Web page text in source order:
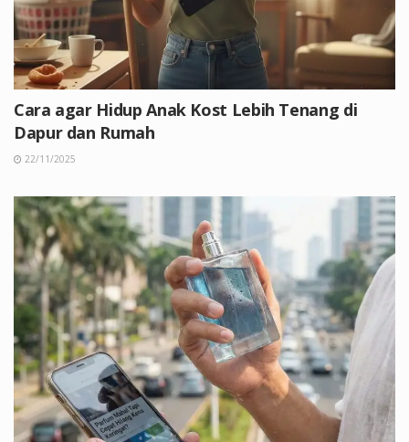
Cara agar Hidup Anak Kost Lebih Tenang di
Dapur dan Rumah
22/11/2025